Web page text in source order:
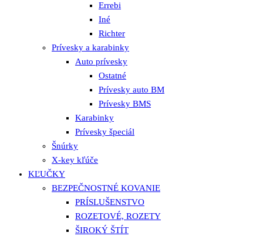
Errebi
Iné
Richter
Prívesky a karabinky
Auto prívesky
Ostatné
Prívesky auto BM
Prívesky BMS
Karabinky
Prívesky špeciál
Šnúrky
X-key kľúče
KĽUČKY
BEZPEČNOSTNÉ KOVANIE
PRÍSLUŠENSTVO
ROZETOVÉ, ROZETY
ŠIROKÝ ŠTÍT